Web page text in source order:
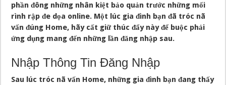
phần đông những nhân kiệt bảo quản trước những mối
rình rập đe dọa online. Một lúc gia đình bạn đã tróc nã
vấn đúng Home, hãy cất giữ thúc đẩy này để buộc phải
ứng dụng mang đến những lần đăng nhập sau.
Nhập Thông Tin Đăng Nhập
Sau lúc tróc nã vấn Home, những gia đình bạn đang thấy